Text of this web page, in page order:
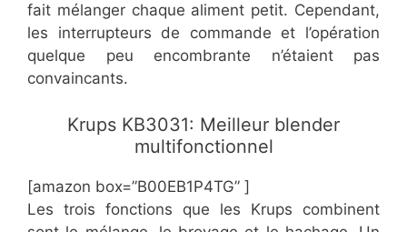
fait mélanger chaque aliment petit. Cependant,
les interrupteurs de commande et l’opération
quelque peu encombrante n’étaient pas
convaincants.
Krups KB3031: Meilleur blender
multifonctionnel
[amazon box=”B00EB1P4TG” ]
Les trois fonctions que les Krups combinent